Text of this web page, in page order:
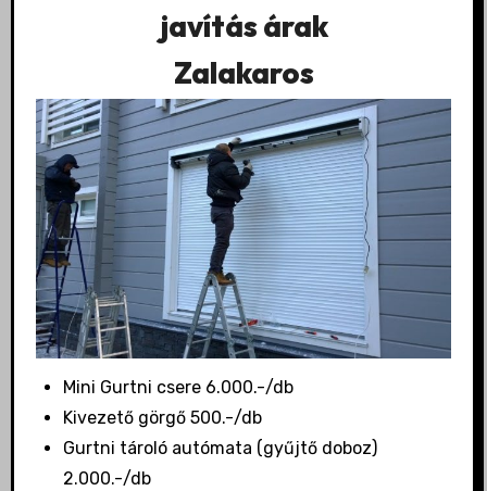
javítás árak
Zalakaros
Mini Gurtni csere 6.000.-/db
Kivezető görgő 500.-/db
Gurtni tároló autómata (gyűjtő doboz)
2.000.-/db